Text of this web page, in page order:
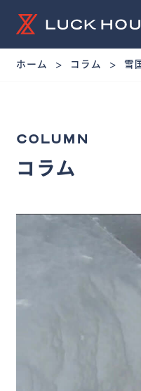
ホーム コラム 雪
COLUMN
コラム